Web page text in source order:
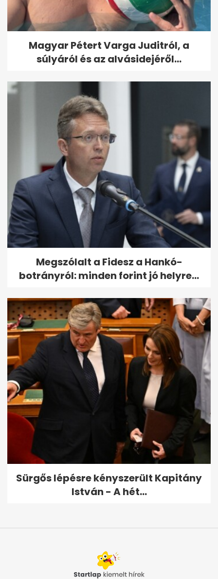
Magyar Pétert Varga Juditról, a
súlyáról és az alvásidejéről...
Megszólalt a Fidesz a Hankó-
botrányról: minden forint jó helyre...
Sürgős lépésre kényszerült Kapitány
István - A hét...